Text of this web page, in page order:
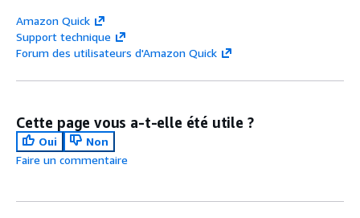
Amazon Quick
Support technique
Forum des utilisateurs d'Amazon Quick
Cette page vous a-t-elle été utile ?
Oui
Non
Faire un commentaire